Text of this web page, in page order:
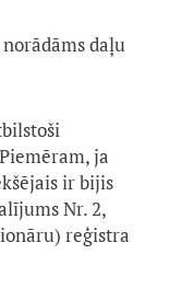
daļu
ja
ir bijis
Nr. 2,
reģistra